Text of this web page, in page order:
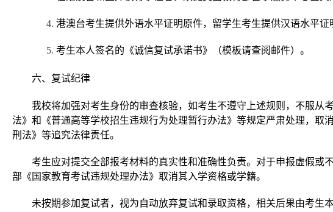
4. 港澳台考生提供外语水平证明原件，留学生考生提供汉语水平证
5. 考生本人签名的《诚信复试承诺书》（模板请查阅邮件）。
六、复试纪律
我校将加强对考生身份的审查核验，如考生不遵守上述规则，不服
法》和《普通高等学校招生违规行为处理暂行办法》等规定严肃处理，取
刑法》等追究法律责任。
考生应对提交全部报考材料的真实性和准确性负责。对于申报虚假
部《国家教育考试违规处理办法》取消其入学资格或学籍。
未按期参加复试者，视为自动放弃复试和录取资格，相关后果由考生本